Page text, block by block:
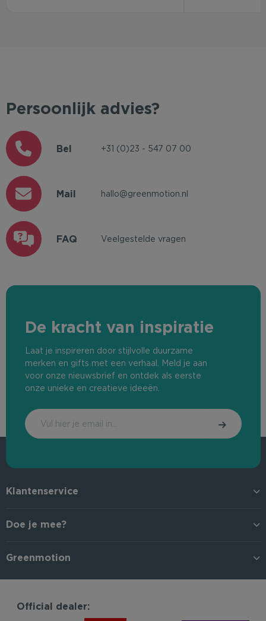
Persoonlijk advies?
Bel +31 (0)23 - 547 07 00
Mail hallo@greenmotion.nl
FAQ Veelgestelde vragen
De kracht van inspiratie
Laat je inspireren door stijlvolle duurzame
merken en gifts met een verhaal. Meld je aan
voor onze nieuwsbrief en ontdek als eerste
onze unieke en creatieve ideeën.
Klantenservice
Doe je mee?
Greenmotion
Official dealer: